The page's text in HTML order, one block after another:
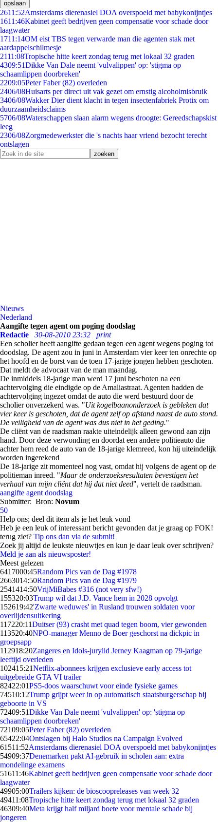
opslaan
2611:52Amsterdams dierenasiel DOA overspoeld met babykonijntjes
1611:46Kabinet geeft bedrijven geen compensatie voor schade door
laagwater
1711:14OM eist TBS tegen verwarde man die agenten stak met
aardappelschilmesje
2111:08Tropische hitte keert zondag terug met lokaal 32 graden
4309:51Dikke Van Dale neemt 'vulvalippen' op: 'stigma op
schaamlippen doorbreken'
2209:05Peter Faber (82) overleden
2406/08Huisarts per direct uit vak gezet om ernstig alcoholmisbruik
3406/08Wakker Dier dient klacht in tegen insectenfabriek Protix om
duurzaamheidsclaims
5706/08Waterschappen slaan alarm wegens droogte: Gereedschapskist
leeg
2306/08Zorgmedewerkster die 's nachts haar vriend bezocht terecht
ontslagen
Nieuws
Nederland
Aangifte tegen agent om poging doodslag
Redactie
30-08-2010 23:32
print
Een scholier heeft aangifte gedaan tegen een agent wegens poging tot
doodslag. De agent zou in juni in Amsterdam vier keer ten onrechte op
het hoofd en de borst van de toen 17-jarige jongen hebben geschoten.
Dat meldt de advocaat van de man maandag.
De inmiddels 18-jarige man werd 17 juni beschoten na een
achtervolging die eindigde op de Amaliastraat. Agenten hadden de
achtervolging ingezet omdat de auto die werd bestuurd door de
scholier onverzekerd was. "Uit kogelbaanonderzoek is gebleken dat
vier keer is geschoten, dat de agent zelf op afstand naast de auto stond.
De veiligheid van de agent was dus niet in het geding."
De cliënt van de raadsman raakte uiteindelijk alleen gewond aan zijn
hand. Door deze verwonding en doordat een andere politieauto die
achter hem reed de auto van de 18-jarige klemreed, kon hij uiteindelijk
worden ingerekend
De 18-jarige zit momenteel nog vast, omdat hij volgens de agent op de
politieman inreed. "Maar de onderzoeksresultaten bevestigen het
verhaal van mijn cliënt dat hij dat niet deed", vertelt de raadsman.
aangifte agent doodslag
Submitter: Bron: Novum
50
Help ons; deel dit item als je het leuk vond
Heb je een leuk of interessant bericht gevonden dat je graag op FOK!
terug ziet? Tip ons dan via de submit!
Zoek jij altijd de leukste nieuwtjes en kun je daar leuk over schrijven?
Meld je aan als nieuwsposter!
Meest gelezen
6417000:45Random Pics van de Dag #1978
2663014:50Random Pics van de Dag #1979
2541414:50VrijMiBabes #316 (not very sfw!)
155320:03Trump wil dat J.D. Vance hem in 2028 opvolgt
152619:42'Zwarte weduwes' in Rusland trouwen soldaten voor
overlijdensuitkering
117220:11Duitser (93) crasht met quad tegen boom, vier gewonden
113520:40NPO-manager Menno de Boer geschorst na dickpic in
groepsapp
112918:20Zangeres en Idols-jurylid Jerney Kaagman op 79-jarige
leeftijd overleden
102415:21Netflix-abonnees krijgen exclusieve early access tot
uitgebreide GTA VI trailer
82422:01PS5-doos waarschuwt voor einde fysieke games
74510:12Trump grijpt weer in op automatisch staatsburgerschap bij
geboorte in VS
72409:51Dikke Van Dale neemt 'vulvalippen' op: 'stigma op
schaamlippen doorbreken'
72109:05Peter Faber (82) overleden
65422:04Ontslagen bij Halo Studios na Campaign Evolved
61511:52Amsterdams dierenasiel DOA overspoeld met babykonijntjes
54909:37Denemarken pakt AI-gebruik in scholen aan: extra
mondelinge examens
51611:46Kabinet geeft bedrijven geen compensatie voor schade door
laagwater
49905:00Trailers kijken: de bioscoopreleases van week 32
49411:08Tropische hitte keert zondag terug met lokaal 32 graden
46309:40Meta krijgt half miljard boete voor mentale schade bij
jongeren